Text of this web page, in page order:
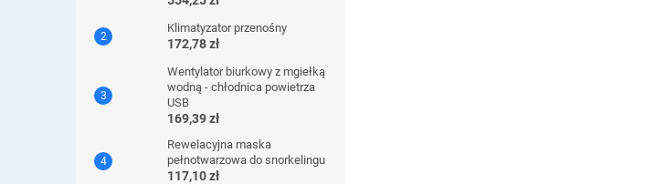
Klimatyzator przenośny
172,78 zł
Wentylator biurkowy z mgiełką
wodną - chłodnica powietrza
USB
169,39 zł
Rewelacyjna maska ​​
pełnotwarzowa do snorkelingu
117,10 zł